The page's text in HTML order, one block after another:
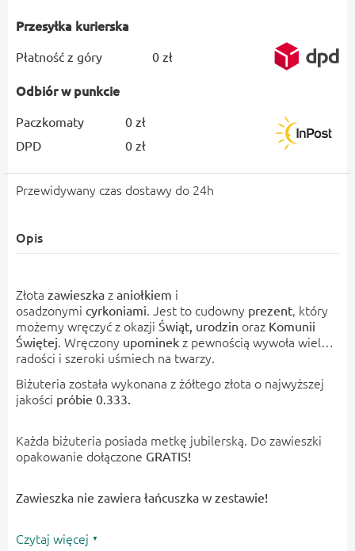
Przesyłka kurierska
Płatność z góry 0 zł
Odbiór w punkcie
Paczkomaty
0 zł
DPD
0 zł
Przewidywany czas dostawy do 24h
Opis
Złota zawieszkaz aniołkiem i
osadzonymi cyrkoniami. Jest to cudowny prezent, który
możemy wręczyć z okazji Świąt, urodzin oraz Komunii
Świętej. Wręczony upominekz pewnością wywoła wiele
radości i szeroki uśmiech na twarzy.
Biżuteria została wykonana z żółtego złota o najwyższej
jakości próbie 0.333.
Każda biżuteria posiada metkę jubilerską. Do zawieszki
opakowanie dołączone GRATIS!
Zawieszka nie zawiera łańcuszka w zestawie!
Czytaj więcej